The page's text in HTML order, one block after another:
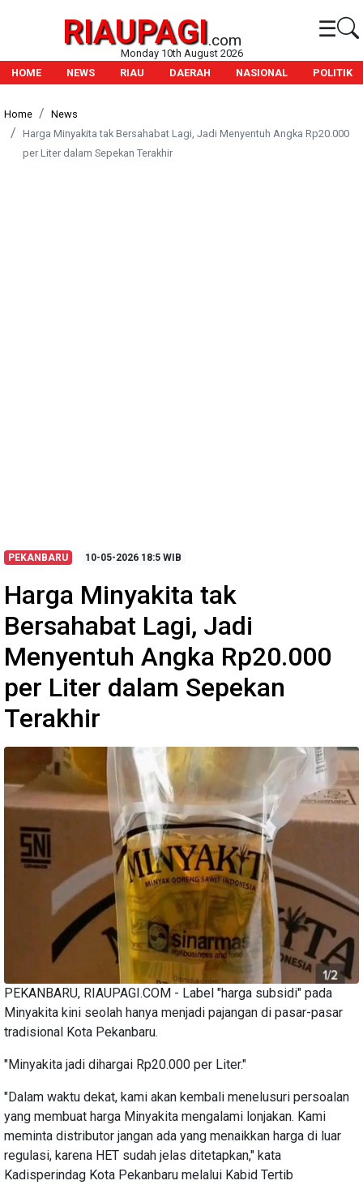
RIAUPAGI.com ☰
Monday 10th August 2026
HOME
NEWS RIAU DAERAH NASIONAL POLITIK
Home
News
Harga Minyakita tak Bersahabat Lagi, Jadi Menyentuh Angka Rp20.000
per Liter dalam Sepekan Terakhir
PEKANBARU 10-05-2026 18:5 WIB
Harga Minyakita tak
Bersahabat Lagi, Jadi
Menyentuh Angka Rp20.000
per Liter dalam Sepekan
Terakhir
PEKANBARU, RIAUPAGI.COM - Label "harga subsidi" pada
Minyakita kini seolah hanya menjadi pajangan di pasar-pasar
tradisional Kota Pekanbaru.
"Minyakita jadi dihargai Rp20.000 per Liter."
"Dalam waktu dekat, kami akan kembali menelusuri persoalan
yang membuat harga Minyakita mengalami lonjakan. Kami
meminta distributor jangan ada yang menaikkan harga di luar
regulasi, karena HET sudah jelas ditetapkan," kata
Kadisperindag Kota Pekanbaru melalui Kabid Tertib